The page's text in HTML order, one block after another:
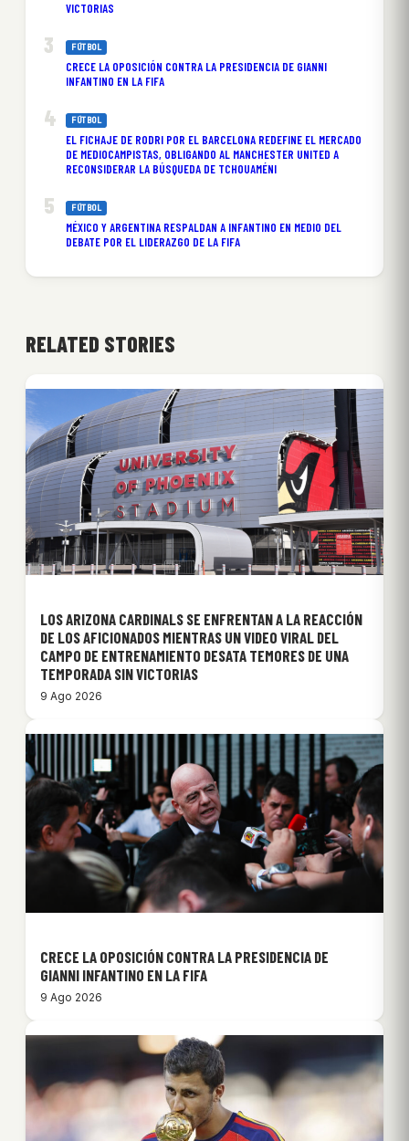
VICTORIAS
FÚTBOL
CRECE LA OPOSICIÓN CONTRA LA PRESIDENCIA DE GIANNI
INFANTINO EN LA FIFA
FÚTBOL
EL FICHAJE DE RODRI POR EL BARCELONA REDEFINE EL MERCADO
DE MEDIOCAMPISTAS, OBLIGANDO AL MANCHESTER UNITED A
RECONSIDERAR LA BÚSQUEDA DE TCHOUAMÉNI
FÚTBOL
MÉXICO Y ARGENTINA RESPALDAN A INFANTINO EN MEDIO DEL
DEBATE POR EL LIDERAZGO DE LA FIFA
RELATED STORIES
LOS ARIZONA CARDINALS SE ENFRENTAN A LA REACCIÓN
DE LOS AFICIONADOS MIENTRAS UN VIDEO VIRAL DEL
CAMPO DE ENTRENAMIENTO DESATA TEMORES DE UNA
TEMPORADA SIN VICTORIAS
9 Ago 2026
CRECE LA OPOSICIÓN CONTRA LA PRESIDENCIA DE
GIANNI INFANTINO EN LA FIFA
9 Ago 2026